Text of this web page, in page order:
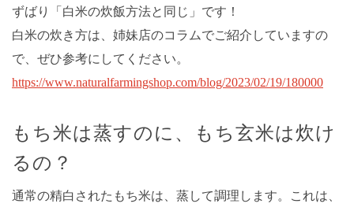
ずばり「白米の炊飯方法と同じ」です！
白米の炊き方は、姉妹店のコラムでご紹介していますの
で、ぜひ参考にしてください。
https://www.naturalfarmingshop.com/blog/2023/02/19/180000
もち米は蒸すのに、もち玄米は炊け
るの？
通常の精白されたもち米は、蒸して調理します。これは、